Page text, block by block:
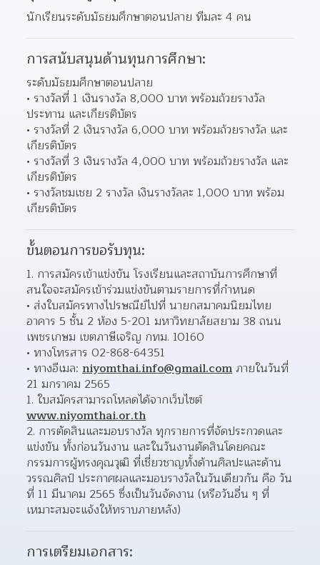
นักเรียนระดับมัธยมศึกษาตอนปลาย ทีมละ 4 คน
การสนับสนุนด้านทุนการศึกษา:
ระดับมัธยมศึกษาตอนปลาย
รางวัลที่ 1 เงินรางวัล 8,000 บาท พร้อมถ้วยรางวัล
ประทาน และเกียรติบัตร
รางวัลที่ 2 เงินรางวัล 6,000 บาท พร้อมถ้วยรางวัล และ
เกียรติบัตร
รางวัลที่ 3 เงินรางวัล 4,000 บาท พร้อมถ้วยรางวัล และ
เกียรติบัตร
รางวัลชมเชย 2 รางวัล เงินรางวัลละ 1,000 บาท พร้อม
เกียรติบัตร
ขั้นตอนการขอรับทุน:
การสมัครเข้าแข่งขัน โรงเรียนและสถาบันการศึกษาที่
สนใจจะสมัครเข้าร่วมแข่งขันตามรายการที่กำหนด
ส่งใบสมัครทางไปรษณีย์ไปที่ นายกสมาคมนิยมไทย
อาคาร 5 ชั้น 2 ห้อง 5-201 มหาวิทยาลัยสยาม 38 ถนน
เพชรเกษม เขตภาษีเจริญ กทม. 10160
ทางโทรสาร 02-868-64351
ทางอีเมล: niyomthai.info@gmail.com ภายในวันที่
21 มกราคม 2565
ใบสมัครสามารถโหลดได้จากเว็บไซต์
www.niyomthai.or.th
การตัดสินและมอบรางวัล ทุกรายการที่จัดประกวดและ
แข่งขัน ทั้งก่อนวันงาน และในวันงานตัดสินโดยคณะ
กรรมการผู้ทรงคุณวุฒิ ที่เชี่ยวชาญทั้งด้านศิลปะและด้าน
วรรณศิลป์ ประกาศผลและมอบรางวัลในวันเดียวกัน คือ วัน
ที่ 11 มีนาคม 2565 ซึ่งเป็นวันจัดงาน (หรือวันอื่น ๆ ที่
เหมาะสมจะแจ้งให้ทราบภายหลัง)
การเตรียมเอกสาร: